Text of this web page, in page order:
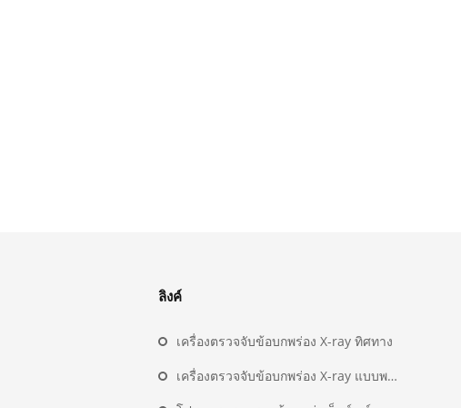
ลิงค์
เครื่องตรวจจับข้อบกพร่อง X-ray ทิศทาง
เครื่องตรวจจับข้อบกพร่อง X-ray แบบพาโนรามา